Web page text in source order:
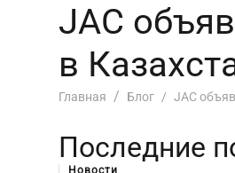
JAC
в
Главная Блог JAC
Последние
Новости